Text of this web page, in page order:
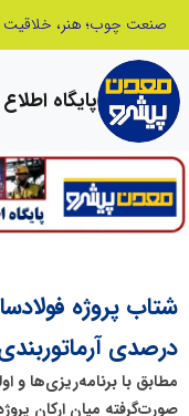
پایگاه
درصدی
مطابق با برنامه‌ریزی‌ها
صورت‌گرفته میان ارکان